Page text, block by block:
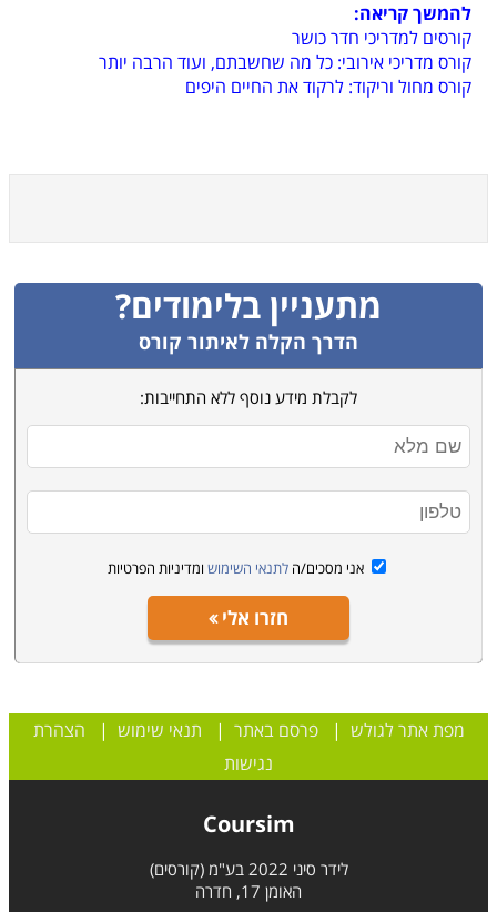
להמשך קריאה:
קורסים למדריכי חדר כושר
קורס מדריכי אירובי: כל מה שחשבתם, ועוד הרבה יותר
קורס מחול וריקוד: לרקוד את החיים היפים
מתעניין בלימודים?
הדרך הקלה לאיתור קורס
לקבלת מידע נוסף ללא התחייבות:
אני מסכים/ה לתנאי השימוש ומדיניות הפרטיות
חזרו אלי
מפת אתר לגולש |פרסם באתר | תנאי שימוש | הצהרת
נגישות
Coursim
לידר סיני 2022 בע"מ (קורסים)
האומן 17, חדרה